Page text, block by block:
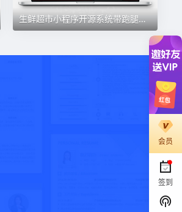
生鲜超市小程序开源系统带跑腿水果冻品批发朴朴超市小程序源码
会员
签到